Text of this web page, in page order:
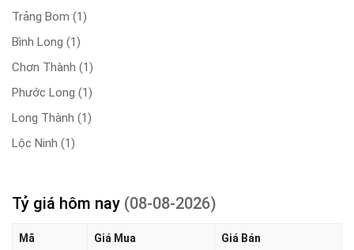
Trảng Bom (1)
Bình Long (1)
Chơn Thành (1)
Phước Long (1)
Long Thành (1)
Lộc Ninh (1)
Tỷ giá hôm nay (08-08-2026)
Mã Giá Mua Giá Bán